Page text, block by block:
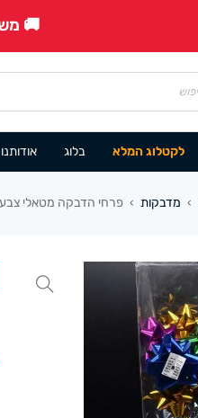
🚚
לקטלוג המלא בלוג אודותנו
› מדבקות › פרחי הדבקה מטאלי